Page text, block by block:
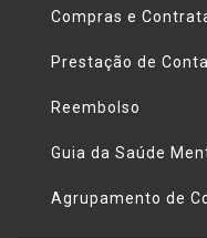
Compras e
Prestação de
Reembolso
Guia da Saúde
Agrupamento de